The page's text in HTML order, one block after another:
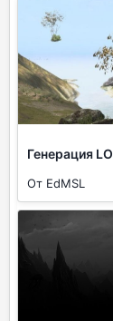
Генерация
От EdMSL